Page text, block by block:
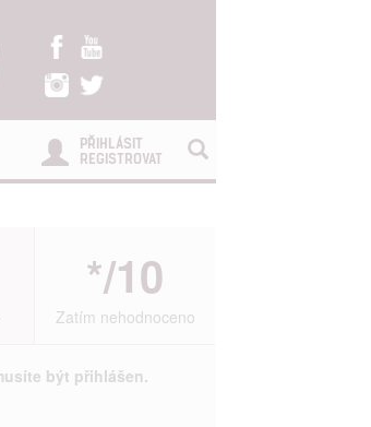
PŘIHLÁSIT
REGISTROVAT
*/10
Zatím nehodnoceno
být přihlášen.